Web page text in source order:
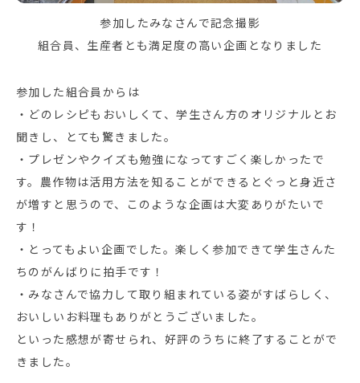
参加したみなさんで記念撮影
組合員、生産者とも満足度の高い企画となりました
参加した組合員からは
・どのレシピもおいしくて、学生さん方のオリジナルとお
聞きし、とても驚きました。
・プレゼンやクイズも勉強になってすごく楽しかったで
す。農作物は活用方法を知ることができるとぐっと身近さ
が増すと思うので、このような企画は大変ありがたいで
す！
・とってもよい企画でした。楽しく参加できて学生さんた
ちのがんばりに拍手です！
・みなさんで協力して取り組まれている姿がすばらしく、
おいしいお料理もありがとうございました。
といった感想が寄せられ、好評のうちに終了することがで
きました。